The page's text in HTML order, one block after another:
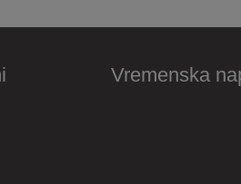
Vremenska